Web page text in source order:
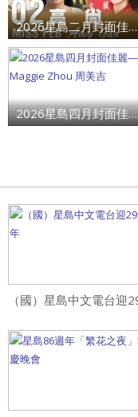
2026星島二月封面佳麗—— Amy Gao 高尚
2026星島四月封面佳麗——Maggie Zhou 周美吉